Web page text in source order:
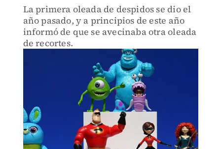
La primera oleada de despidos se dio el
año pasado, y a principios de este año
informó de que se avecinaba otra oleada
de recortes.